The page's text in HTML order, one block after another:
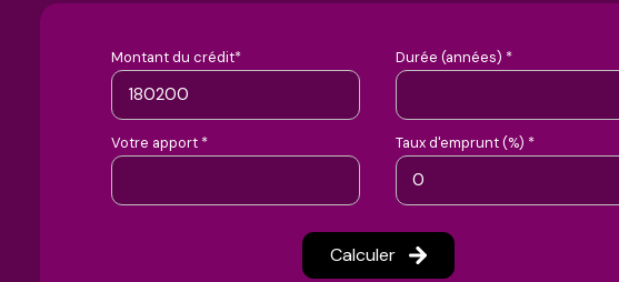
Montant du crédit* Durée (années) *
Votre apport * Taux d'emprunt (%) *
Calculer